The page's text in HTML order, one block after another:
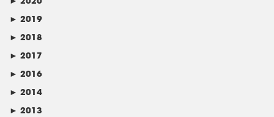
► 2019
► 2018
► 2017
► 2016
► 2014
► 2013